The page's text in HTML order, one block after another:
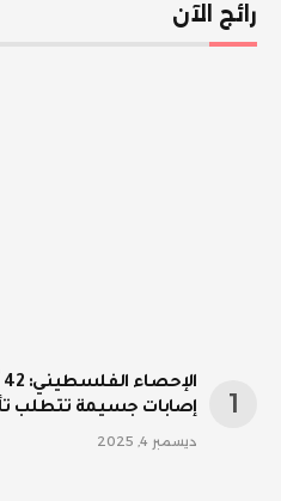
رائج الآن
إصابات جسيمة تتطلب
ديسمبر 4, 2025